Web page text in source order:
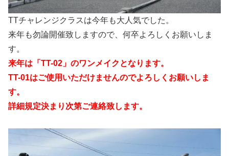
TTチャレンジクラスは今年も大人気でした。
来年も勿論開催致しますので、何卒よろしくお願いしま
す。
来年は「TT-02」のワンメイクとなります。
TT-01はご使用いただけませんのでよろしくお願いしま
す。
詳細規定決まり次第ご連絡致します。